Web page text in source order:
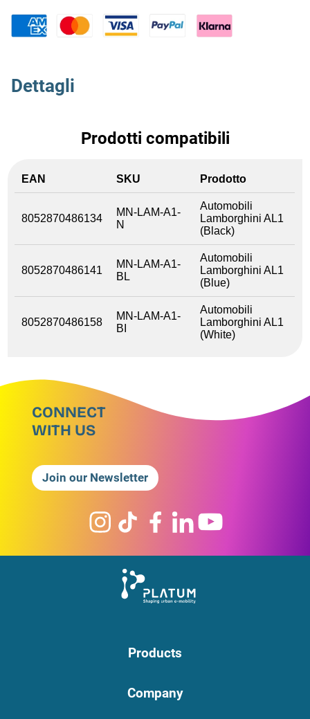
Dettagli
Prodotti compatibili
EAN SKU Prodotto
8052870486134
MN-LAM-A1-
N
Automobili
Lamborghini AL1
(Black)
8052870486141
MN-LAM-A1-
BL
Automobili
Lamborghini AL1
(Blue)
8052870486158
MN-LAM-A1-
BI
Automobili
Lamborghini AL1
(White)
CONNECT
WITH US
Join our Newsletter
Products
Company